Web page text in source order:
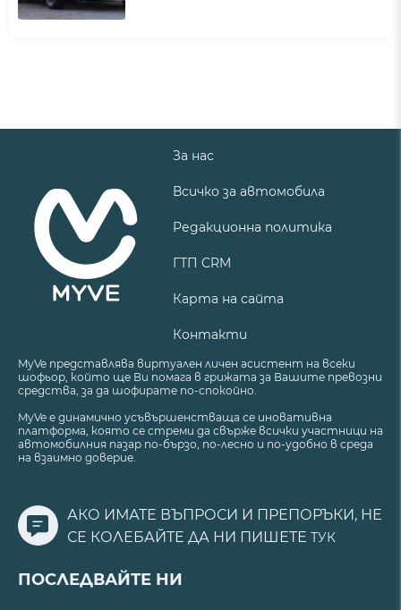
За нас
Всичко за автомобила
Редакционна политика
ГТП CRM
Карта на сайта
Контакти
MyVe представлява виртуален личен асистент на всеки
шофьор, който ще Ви помага в грижата за Вашите превозни
средства, за да шофирате по-спокойно.
MyVe е динамично усъвършенстваща се иновативна
платформа, която се стреми да свърже всички участници на
автомобилния пазар по-бързо, по-лесно и по-удобно в среда
на взаимно доверие.
АКО ИМАТЕ ВЪПРОСИ И ПРЕПОРЪКИ, НЕ
СЕ КОЛЕБАЙТЕ ДА НИ ПИШЕТЕ ТУК
ПОСЛЕДВАЙТЕ НИ